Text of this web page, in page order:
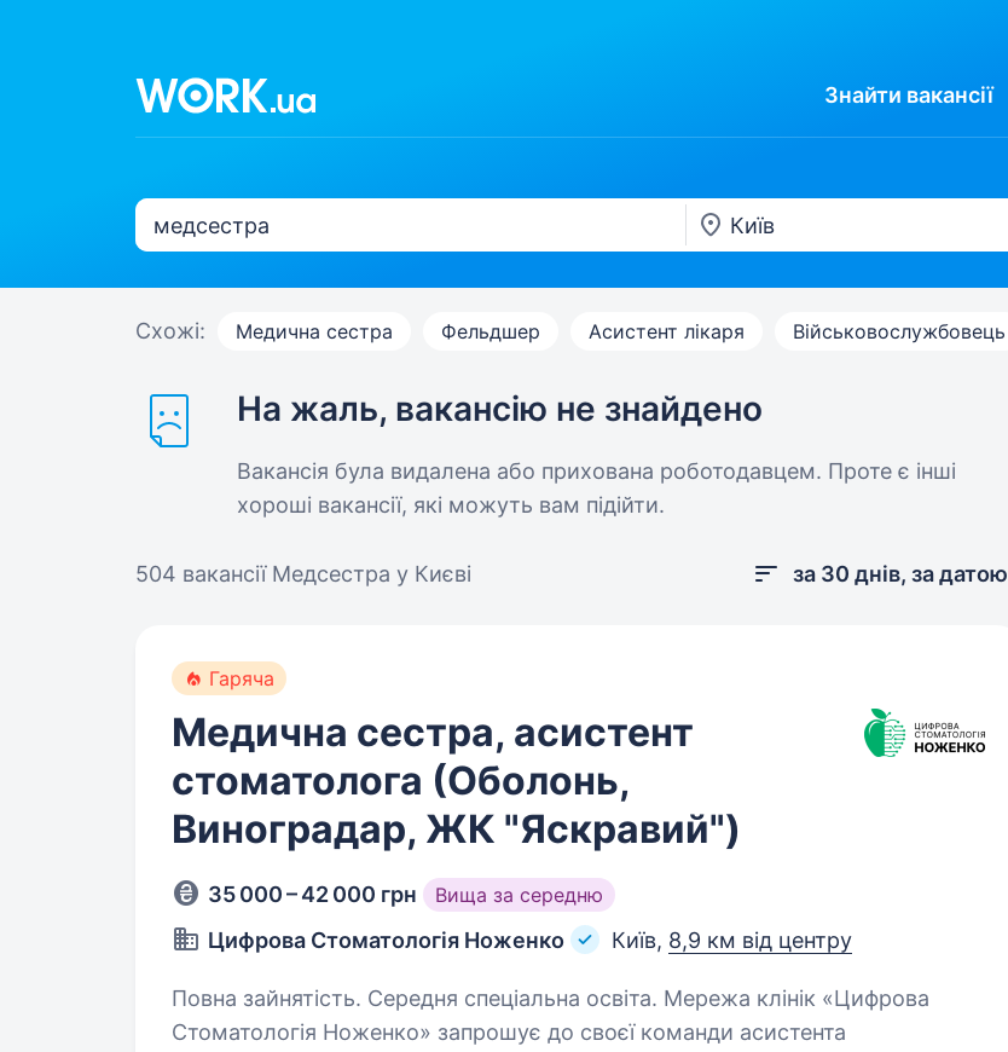
Знайти вакансії
Схожі: Медична сестра Фельдшер Асистент лікаря Військовослужбовець
На жаль, вакансію не знайдено
Вакансія була видалена або прихована роботодавцем. Проте є інші
хороші вакансії, які можуть вам підійти.
504 вакансії Медсестра у Києві за 30 днів, за датою
Гаряча
Медична сестра, асистент
стоматолога (Оболонь,
Виноградар, ЖК "Яскравий")
35 000 – 42 000 грн Вища за середню
Цифрова Стоматологія Ноженко Київ, 8,9 км від центру
Повна зайнятість. Середня спеціальна освіта. Мережа клінік «Цифрова
Стоматологія Ноженко» запрошує до своєї команди асистента